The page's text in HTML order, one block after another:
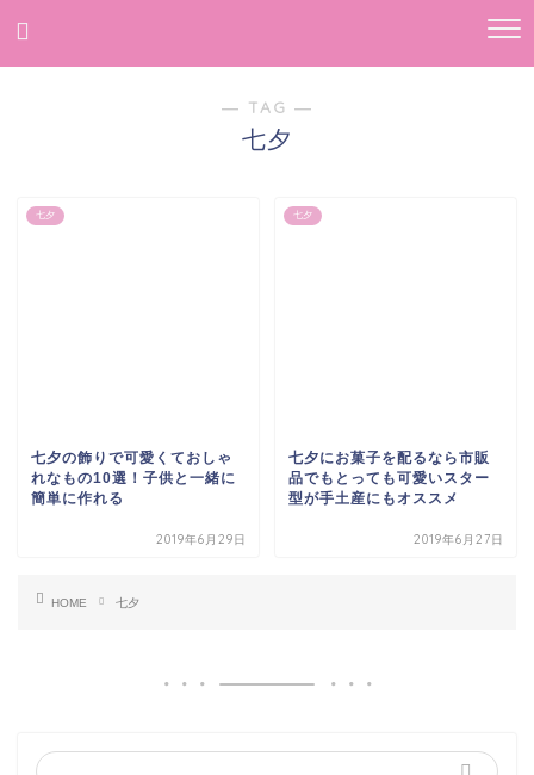
― TAG ―
七夕
七夕
七夕の飾りで可愛くておしゃ
れなもの10選！子供と一緒に
簡単に作れる
2019年6月29日
七夕
七夕にお菓子を配るなら市販
品でもとっても可愛いスター
型が手土産にもオススメ
2019年6月27日
HOME 七夕